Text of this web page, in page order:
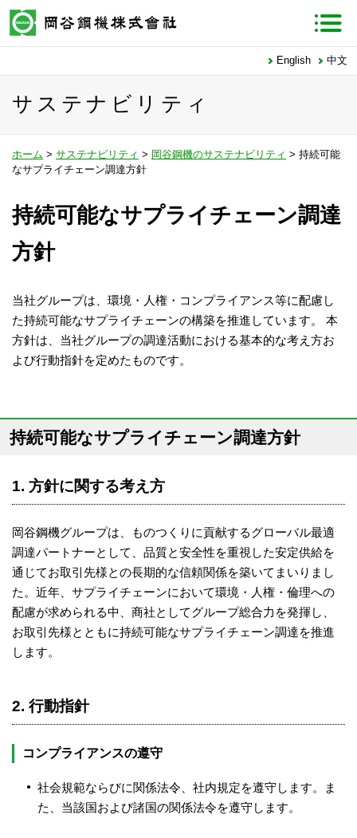
English 中文
サステナビリティ
ホーム > サステナビリティ > 岡谷鋼機のサステナビリティ > 持続可能
なサプライチェーン調達方針
持続可能なサプライチェーン調達
方針
当社グループは、環境・人権・コンプライアンス等に配慮し
た持続可能なサプライチェーンの構築を推進しています。 本
方針は、当社グループの調達活動における基本的な考え方お
よび行動指針を定めたものです。
持続可能なサプライチェーン調達方針
1. 方針に関する考え方
岡谷鋼機グループは、ものつくりに貢献するグローバル最適
調達パートナーとして、品質と安全性を重視した安定供給を
通じてお取引先様との長期的な信頼関係を築いてまいりまし
た。近年、サプライチェーンにおいて環境・人権・倫理への
配慮が求められる中、商社としてグループ総合力を発揮し、
お取引先様とともに持続可能なサプライチェーン調達を推進
します。
2. 行動指針
コンプライアンスの遵守
社会規範ならびに関係法令、社内規定を遵守します。ま
た、当該国および諸国の関係法令を遵守します。